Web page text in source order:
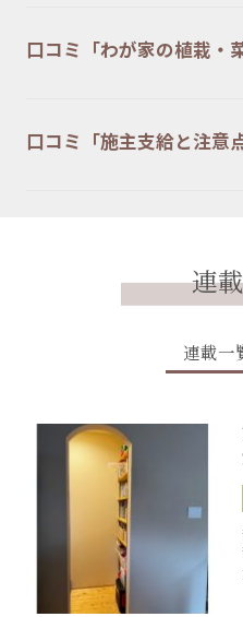
口コミ「わが家の植栽・
口コミ「施主支給と注意点
連
連載一